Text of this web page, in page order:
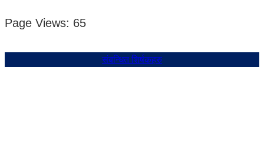
Page Views: 65
संबन्धित शिर्षकहरु